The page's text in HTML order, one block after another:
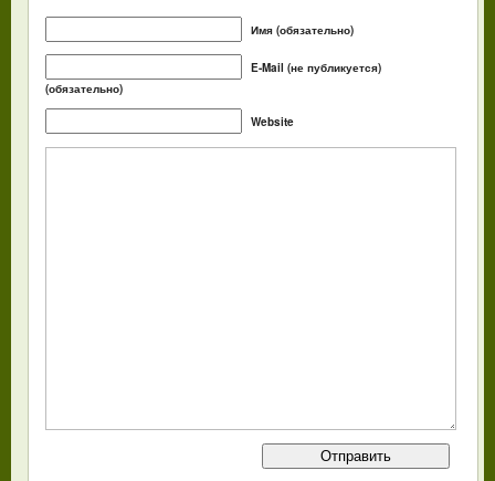
Имя (обязательно)
E-Mail (не публикуется)
(обязательно)
Website